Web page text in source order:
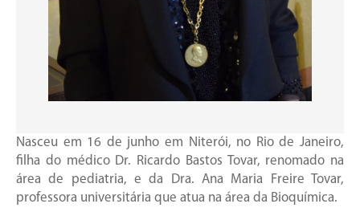
Nasceu em 16 de junho em Niterói, no Rio de Janeiro,
filha do médico Dr. Ricardo Bastos Tovar, renomado na
área de pediatria, e da Dra. Ana Maria Freire Tovar,
professora universitária que atua na área da Bioquímica.